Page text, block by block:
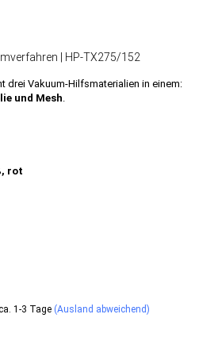
| HP-TX275/152
drei Vakuum-Hilfsmaterialien in einem:
und Mesh.
rot
1-3 Tage (Ausland abweichend)